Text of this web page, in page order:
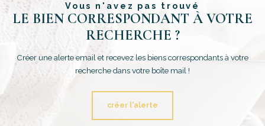
Vous n'avez pas trouvé
LE BIEN CORRESPONDANT À VOTRE
RECHERCHE ?
Créer une alerte email et recevez les biens correspondants à votre
recherche dans votre boîte mail !
créer l'alerte